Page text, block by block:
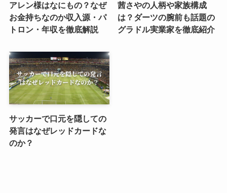
アレン様はなにもの？なぜ
お金持ちなのか収入源・パ
トロン・年収を徹底解説
茜さやの人柄や家族構成
は？ダーツの腕前も話題の
グラドル実業家を徹底紹介
サッカーで口元を隠しての
発言はなぜレッドカードな
のか？